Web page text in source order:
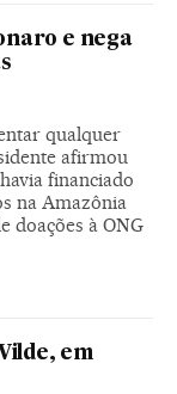
e nega
qualquer
afirmou
financiado
na Amazônia
doações à ONG
em